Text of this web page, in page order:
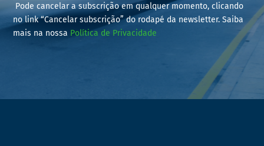
Pode cancelar a subscrição em qualquer momento, clicando
no link “Cancelar subscrição” do rodapé da newsletter. Saiba
mais na nossa Política de Privacidade